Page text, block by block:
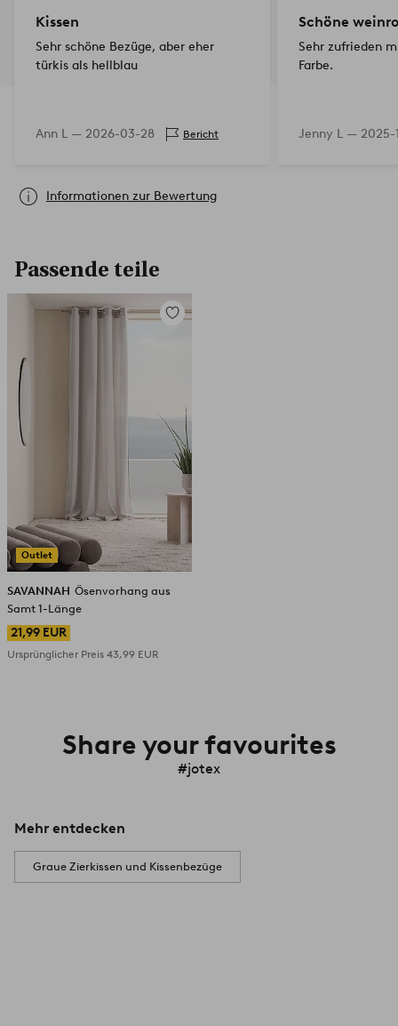
Kissen
Sehr schöne Bezüge, aber eher
türkis als hellblau
Ann L — 2026-03-28 Bericht
Schöne
Sehr zufrieden
Farbe.
Jenny L — 2025-
Informationen zur Bewertung
Passende teile
Outlet
Zu
SAVANNAH Ösenvorhang aus
Samt 1-Länge
21,99 EUR
Ursprünglicher Preis 43,99 EUR
Share your favourites
#jotex
Mehr entdecken
Graue Zierkissen und Kissenbezüge